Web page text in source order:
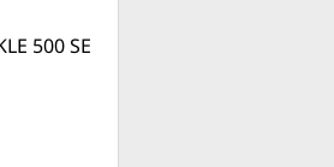
500 SE